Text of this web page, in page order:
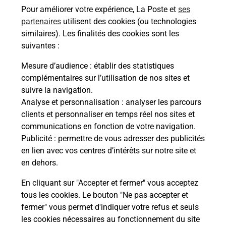
Pour améliorer votre expérience, La Poste et ses
partenaires utilisent des cookies (ou technologies
similaires). Les finalités des cookies sont les
suivantes :
Mesure d’audience : établir des statistiques
complémentaires sur l’utilisation de nos sites et
suivre la navigation.
Analyse et personnalisation : analyser les parcours
clients et personnaliser en temps réel nos sites et
communications en fonction de votre navigation.
Publicité : permettre de vous adresser des publicités
en lien avec vos centres d’intérêts sur notre site et
en dehors.
En cliquant sur "Accepter et fermer" vous acceptez
tous les cookies. Le bouton "Ne pas accepter et
fermer" vous permet d'indiquer votre refus et seuls
les cookies nécessaires au fonctionnement du site
En savoir plus
Malin !
La Poste
en ligne
Ouvert 24h/24
En savoir plus
Haut-Rhin COLMAR